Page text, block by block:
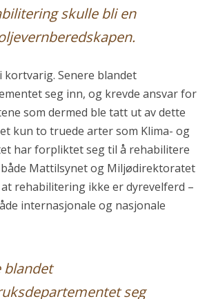
skulle bli en
kortvarig. Senere blandet
seg inn, og krevde ansvar for
som dermed ble tatt ut av dette
kun to truede arter som Klima- og
har forpliktet seg til å rehabilitere
både Mattilsynet og Miljødirektoratet
rehabilitering ikke er dyrevelferd –
internasjonale og nasjonale
blandet
seg